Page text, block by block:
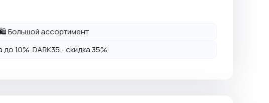
Большой ассортимент
10%. DARK35 - скидка 35%.